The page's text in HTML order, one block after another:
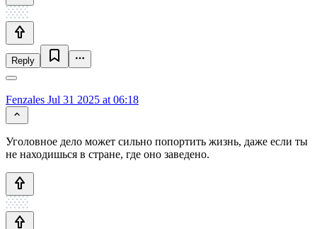
Reply
Fenzales Jul 31 2025 at 06:18
Уголовное дело может сильно попортить жизнь, даже если ты
не находишься в стране, где оно заведено.